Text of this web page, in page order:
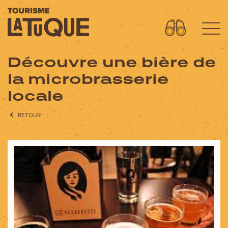
Menu
L'aventure commence ici
OÙ DORMIR?
QUOI FAIRE?
AVENTURES
FORFAITS SPECTACLES
CIRCUITS MOTO
Découvre une bière de
la microbrasserie
locale
RETOUR